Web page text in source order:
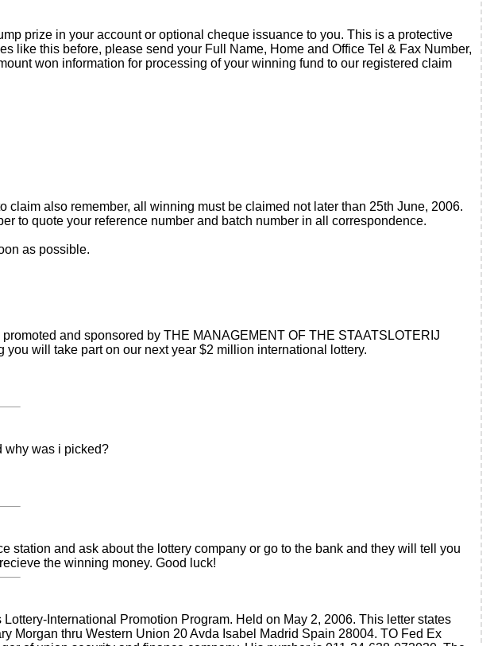
prize in your account or optional cheque issuance to you. This is a protective
like this before, please send your Full Name, Home and Office Tel & Fax Number,
won information for processing of your winning fund to our registered claim
also remember, all winning must be claimed not later than 25th June, 2006.
to quote your reference number and batch number in all correspondence.
as possible.
and sponsored by THE MANAGEMENT OF THE STAATSLOTERIJ
will take part on our next year $2 million international lottery.
why was i picked?
station and ask about the lottery company or go to the bank and they will tell you
the winning money. Good luck!
International Promotion Program. Held on May 2, 2006. This letter states
Morgan thru Western Union 20 Avda Isabel Madrid Spain 28004. TO Fed Ex